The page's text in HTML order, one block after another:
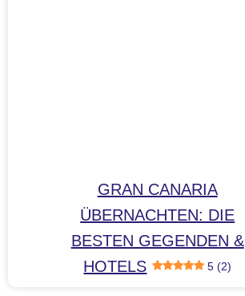
GRAN CANARIA
ÜBERNACHTEN: DIE
BESTEN GEGENDEN &
HOTELS
5 (2)